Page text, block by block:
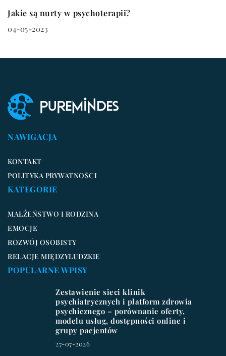
Jakie są nurty w psychoterapii?
04-05-2023
NAWIGACJA
KONTAKT
POLITYKA PRYWATNOŚCI
KATEGORIE
MAŁŻEŃSTWO I RODZINA
EMOCJE
ROZWÓJ OSOBISTY
RELACJE MIĘDZYLUDZKIE
POPULARNE WPISY
Zestawienie sieci klinik
psychiatrycznych i platform zdrowia
psychicznego – porównanie oferty,
modelu usług, dostępności online i
grupy pacjentów
27-07-2026